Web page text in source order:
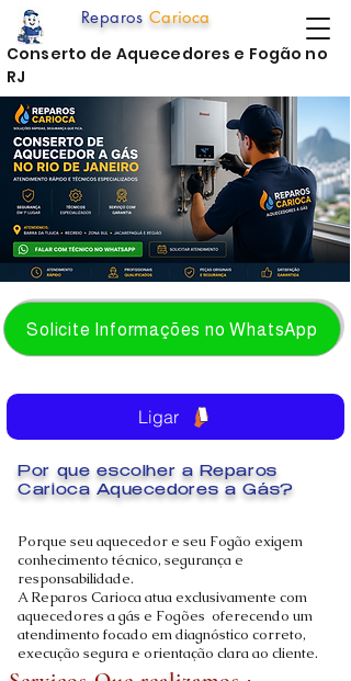
Solicite Informações no WhatsApp
Porque seu aquecedor e seu Fogão exigem
conhecimento técnico, segurança e
responsabilidade.
A Reparos Carioca atua exclusivamente com
aquecedores a gás e Fogões oferecendo um
atendimento focado em diagnóstico correto,
execução segura e orientação clara ao cliente.
Reparos Carioca
Por que escolher a Reparos
Carioca Aquecedores a Gás?
Ligar
Conserto de Aquecedores e Fogão no
RJ